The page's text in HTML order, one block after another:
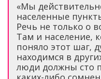
«Мы
населенные
Речь не только о
Там и население,
поняло этот шаг,
находимся в
люди должны сто